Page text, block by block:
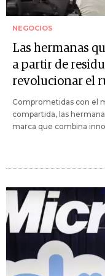
NEGOCIOS
Las hermanas
a partir de
revolucionar el
Comprometidas con el
compartida, las
marca que combina